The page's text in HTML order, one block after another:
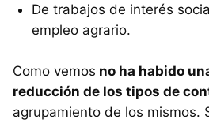
De trabajos de interés
empleo agrario.
Como vemos no ha habido
reducción de los tipos de
agrupamiento de los mismos.